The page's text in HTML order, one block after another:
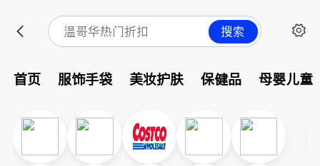
搜索
首页 服饰手袋 美妆护肤 保健品 母婴儿童